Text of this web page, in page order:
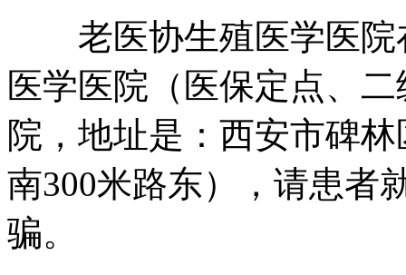
老医协生殖医学医院
医学医院（医保定点、
院，地址是：西安市碑
南300米路东），请患者
骗。